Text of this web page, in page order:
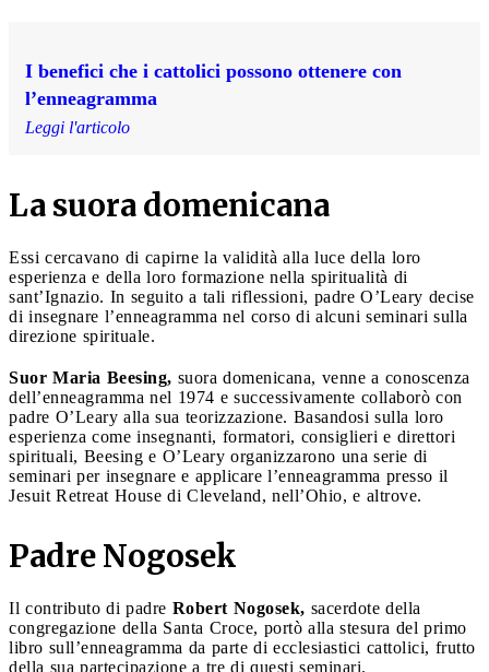
I benefici che i cattolici possono ottenere con
l’enneagramma
Leggi l'articolo
La suora domenicana
Essi cercavano di capirne la validità alla luce della loro
esperienza e della loro formazione nella spiritualità di
sant’Ignazio. In seguito a tali riflessioni, padre O’Leary decise
di insegnare l’enneagramma nel corso di alcuni seminari sulla
direzione spirituale.
Suor Maria Beesing, suora domenicana, venne a conoscenza
dell’enneagramma nel 1974 e successivamente collaborò con
padre O’Leary alla sua teorizzazione. Basandosi sulla loro
esperienza come insegnanti, formatori, consiglieri e direttori
spirituali, Beesing e O’Leary organizzarono una serie di
seminari per insegnare e applicare l’enneagramma presso il
Jesuit Retreat House di Cleveland, nell’Ohio, e altrove.
Padre Nogosek
Il contributo di padre Robert Nogosek, sacerdote della
congregazione della Santa Croce, portò alla stesura del primo
libro sull’enneagramma da parte di ecclesiastici cattolici, frutto
della sua partecipazione a tre di questi seminari.